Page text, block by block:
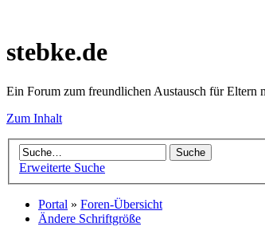
stebke.de
Ein Forum zum freundlichen Austausch für Eltern
Zum Inhalt
Erweiterte Suche
Portal » Foren-Übersicht
Ändere Schriftgröße